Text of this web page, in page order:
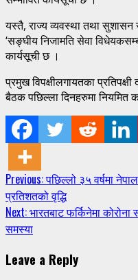
यस्तै, राज्य व्यवस्था तथा सुशासन
‘सङ्घीय निजामति सेवा
कार्यसूची छ ।
प्रमुख विपक्षीलगायतका
बैठक पछिल्ला दिनहरुमा नियमित
Continue
Reading
Previous:पछिल्लो ३५ वर्षमा
प्रतिशतको वृद्धि
Next:भारतबाट फर्किनेमा
समस्या
Leave a Reply